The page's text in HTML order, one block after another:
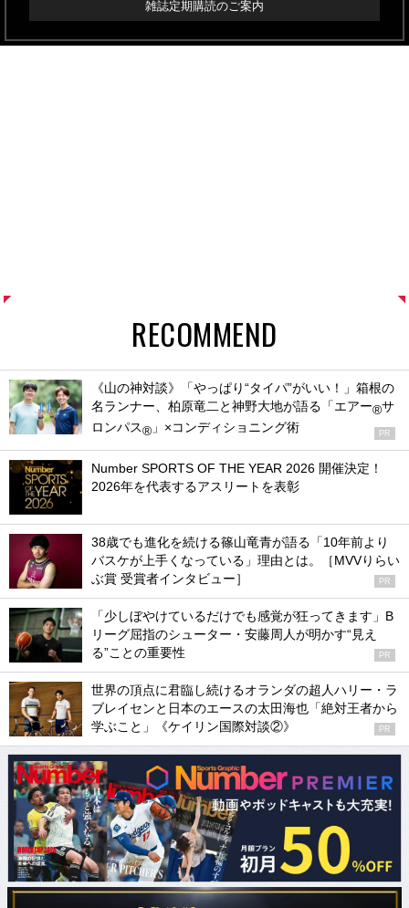
雑誌定期購読のご案内
RECOMMEND
《山の神対談》「やっぱり“タイパ”がいい！」箱根の
名ランナー、柏原竜二と神野大地が語る「エアー®サ
ロンパス® 」×コンディショニング術 PR
Number SPORTS OF THE YEAR 2026 開催決定！
2026年を代表するアスリートを表彰
38歳でも進化を続ける篠山竜青が語る「10年前より
バスケが上手くなっている」理由とは。［MVVりらい
ぶ賞 受賞者インタビュー］
PR
「少しぼやけているだけでも感覚が狂ってきます」B
リーグ屈指のシューター・安藤周人が明かす“見え
る”ことの重要性
PR
世界の頂点に君臨し続けるオランダの超人ハリー・ラ
ブレイセンと日本のエースの太田海也「絶対王者から
学ぶこと」《ケイリン国際対談②》
PR